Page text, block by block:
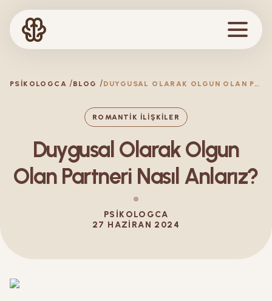
PSIKOLOGCA BLOG D
UYGUSAL OLARAK OLGUN OLAN PARTNERI NASIL ANLARIZ?
ROMANTIK İLIŞKILER
Duygusal Olarak Olgun
Olan Partneri Nasıl Anlarız?
PSIKOLOGCA
27 HAZIRAN 2024